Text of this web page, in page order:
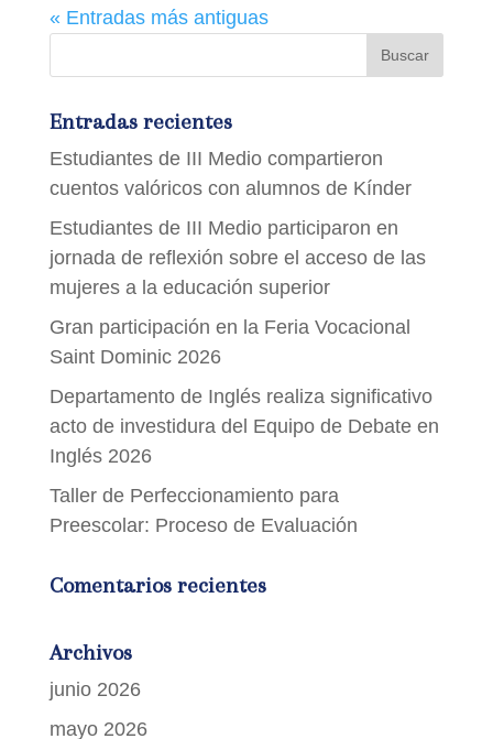
« Entradas más antiguas
Entradas recientes
Estudiantes de III Medio compartieron
cuentos valóricos con alumnos de Kínder
Estudiantes de III Medio participaron en
jornada de reflexión sobre el acceso de las
mujeres a la educación superior
Gran participación en la Feria Vocacional
Saint Dominic 2026
Departamento de Inglés realiza significativo
acto de investidura del Equipo de Debate en
Inglés 2026
Taller de Perfeccionamiento para
Preescolar: Proceso de Evaluación
Comentarios recientes
Archivos
junio 2026
mayo 2026